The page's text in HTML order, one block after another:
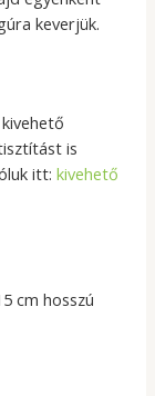
keverjük.
is
itt:kivehető
cm hosszú